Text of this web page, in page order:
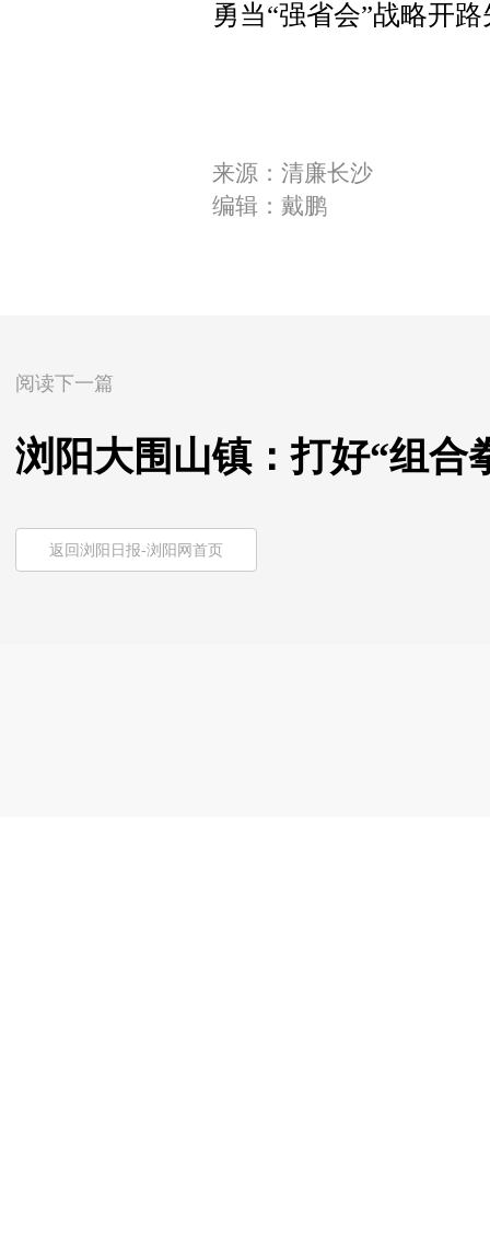
勇当“强省会”战略开
来源：清廉长沙
编辑：戴鹏
阅读下一篇
浏阳大围山镇：打好“组合
返回浏阳日报-浏阳网首页